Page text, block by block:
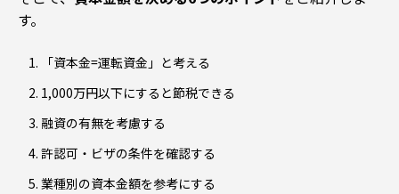
す。
「資本金=運転資金」と考える
1,000万円以下にすると節税できる
融資の有無を考慮する
許認可・ビザの条件を確認する
業種別の資本金額を参考にする